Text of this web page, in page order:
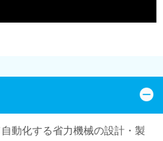
動化する省力機械の設計・製